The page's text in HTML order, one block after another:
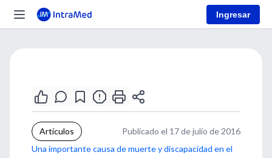
Ingresar
Artículos
Publicado el 17 de julio de 2016
Una importante causa de muerte y discapacidad en el